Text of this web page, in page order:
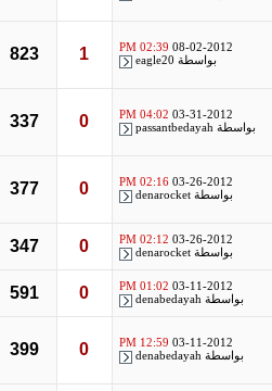
08-02-2012
02:39 PM
بواسطةeagle20
823
03-31-2012
04:02 PM
passantbedayah
337
03-26-2012
02:16 PM
بواسطةdenarocket
377
03-26-2012
02:12 PM
بواسطةdenarocket
347
03-11-2012
01:02 PM
بواسطةdenabedayah
591
03-11-2012
12:59 PM
بواسطةdenabedayah
399